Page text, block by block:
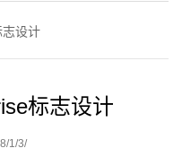
设计
标志设计
1/3/